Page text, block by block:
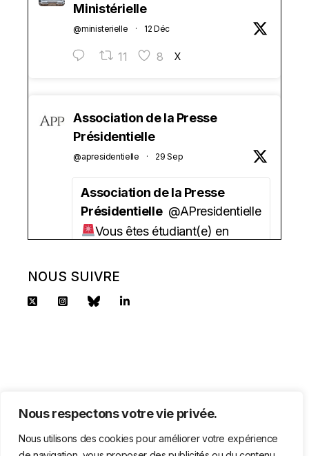
Nous respectons votre vie privée.
Nous utilisons des cookies pour améliorer votre expérience
Ministérielle
@ministerielle · 12 Déc
11 8 X
Association de la Presse
Présidentielle
@apresidentielle · 29 Sep
Association de la Presse
Présidentielle @APresidentielle
Vous êtes étudiant(e) en
Vous aimez la politique ?
financière ?
2 octobre.
Toutes les infos sur
NOUS SUIVRE